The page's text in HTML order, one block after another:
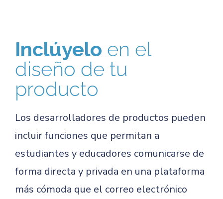
Inclúyelo en el
diseño de tu
producto
Los desarrolladores de productos pueden
incluir funciones que permitan a
estudiantes y educadores comunicarse de
forma directa y privada en una plataforma
más cómoda que el correo electrónico